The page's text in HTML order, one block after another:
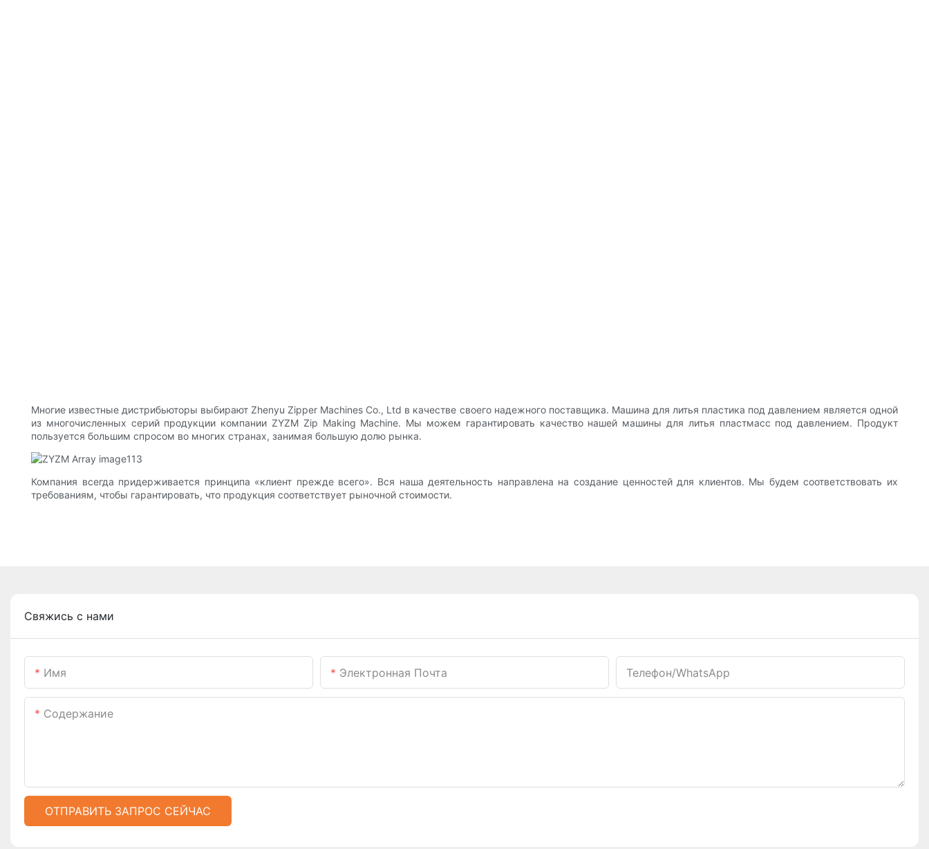
Многие известные дистрибьюторы выбирают Zhenyu Zipper Machines Co., Ltd в качестве своего надежного поставщика. Машина для литья пластика под давлением является одной
из многочисленных серий продукции компании ZYZM Zip Making Machine. Мы можем гарантировать качество нашей машины для литья пластмасс под давлением. Продукт
пользуется большим спросом во многих странах, занимая большую долю рынка.
Компания всегда придерживается принципа «клиент прежде всего». Вся наша деятельность направлена на создание ценностей для клиентов. Мы будем соответствовать их
требованиям, чтобы гарантировать, что продукция соответствует рыночной стоимости.
Свяжись с нами
Имя Электронная Почта Телефон/WhatsApp
Содержание
ОТПРАВИТЬ ЗАПРОС СЕЙЧАС